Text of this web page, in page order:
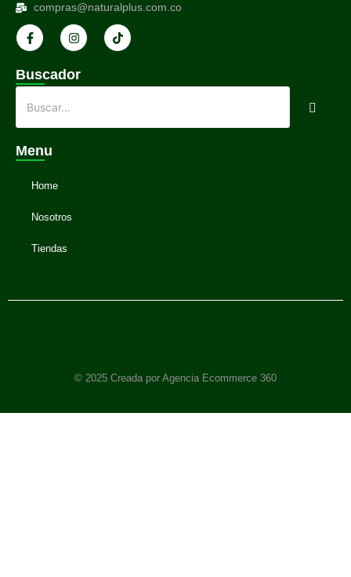
compras@naturalplus.com.co
Buscador
Menu
Home
Nosotros
Tiendas
© 2025 Creada por Agencia Ecommerce 360